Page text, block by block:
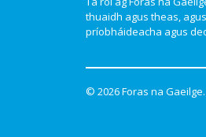
thuaidh agus theas,
príobháideacha agus
© 2026 Foras na Gaeilge.